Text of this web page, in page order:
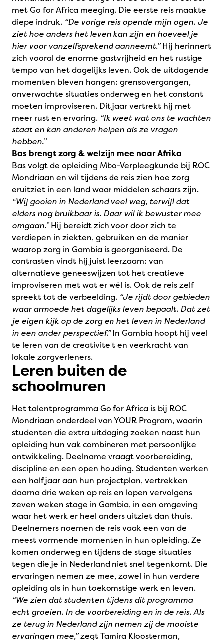
met Go for Africa meeging. Die eerste reis maakte
diepe indruk. “De vorige reis opende mijn ogen. Je
ziet hoe anders het leven kan zijn en hoeveel je
hier voor vanzelfsprekend aanneemt.”Hij herinnert
zich vooral de enorme gastvrijheid en het rustige
tempo van het dagelijks leven. Ook de uitdagende
momenten bleven hangen: grensovergangen,
onverwachte situaties onderweg en het constant
moeten improviseren. Dit jaar vertrekt hij met
meer rust en ervaring. “Ik weet wat ons te wachten
staat en kan anderen helpen als ze vragen
hebben.”
Bas brengt zorg & welzijn mee naar Afrika
Bas volgt de opleiding Mbo-Verpleegkunde bij ROC
Mondriaan en wil tijdens de reis zien hoe zorg
eruitziet in een land waar middelen schaars zijn.
“Wij gooien in Nederland veel weg, terwijl dat
elders nog bruikbaar is. Daar wil ik bewuster mee
omgaan.”Hij bereidt zich voor door zich te
verdiepen in ziekten, gebruiken en de manier
waarop zorg in Gambia is georganiseerd. De
contrasten vindt hij juist leerzaam: van
alternatieve geneeswijzen tot het creatieve
improviseren met wat er wél is. Ook de reis zelf
spreekt tot de verbeelding. “Je rijdt door gebieden
waar armoede het dagelijks leven bepaalt. Dat zet
je eigen kijk op de zorg en het leven in Nederland
in een ander perspectief.”In Gambia hoopt hij veel
te leren van de creativiteit en veerkracht van
lokale zorgverleners.
Leren buiten de
schoolmuren
Het talentprogramma Go for Africa is bij ROC
Mondriaan onderdeel van YOUR Program, waarin
studenten die extra uitdaging zoeken naast hun
opleiding hun vak combineren met persoonlijke
ontwikkeling. Deelname vraagt voorbereiding,
discipline en een open houding. Studenten werken
een half jaar aan hun projectplan, vertrekken
daarna drie weken op reis en lopen vervolgens
zeven weken stage in Gambia, in een omgeving
waar het werk er heel anders uitziet dan thuis.
Deelnemers noemen de reis vaak een van de
meest vormende momenten in hun opleiding. Ze
komen onderweg en tijdens de stage situaties
tegen die je in Nederland niet snel tegenkomt. Die
ervaringen nemen ze mee, zowel in hun verdere
opleiding als in hun toekomstige werk en leven.
“We zien dat studenten tijdens dit programma
echt groeien. In de voorbereiding en in de reis. Als
ze terug in Nederland zijn nemen zij de mooiste
ervaringen mee,”zegt Tamira Kloosterman,